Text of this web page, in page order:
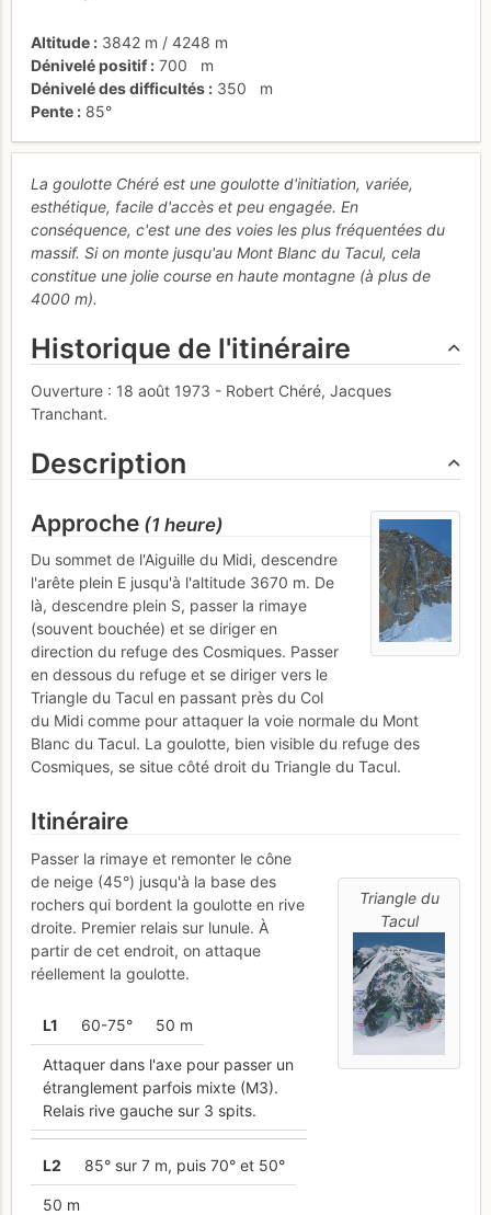
Altitude 3842 m / 4248 m
Dénivelé positif
700
m
Dénivelé des difficultés
350
m
Pente
85°
La goulotte Chéré est une goulotte d'initiation, variée,
esthétique, facile d'accès et peu engagée. En
conséquence, c'est une des voies les plus fréquentées du
massif. Si on monte jusqu'au Mont Blanc du Tacul, cela
constitue une jolie course en haute montagne (à plus de
4000 m).
Historique de l'itinéraire
Ouverture : 18 août 1973 - Robert Chéré, Jacques
Tranchant.
Description
Approche (1 heure)
Du sommet de l'Aiguille du Midi, descendre
l'arête plein E jusqu'à l'altitude 3670 m. De
là, descendre plein S, passer la rimaye
(souvent bouchée) et se diriger en
direction du refuge des Cosmiques. Passer
en dessous du refuge et se diriger vers le
Triangle du Tacul en passant près du Col
du Midi comme pour attaquer la voie normale du Mont
Blanc du Tacul. La goulotte, bien visible du refuge des
Cosmiques, se situe côté droit du Triangle du Tacul.
Itinéraire
Triangle du
Tacul
Passer la rimaye et remonter le cône
de neige (45°) jusqu'à la base des
rochers qui bordent la goulotte en rive
droite. Premier relais sur lunule. À
partir de cet endroit, on attaque
réellement la goulotte.
L1 60-75° 50 m
Attaquer dans l'axe pour passer un
étranglement parfois mixte (M3).
Relais rive gauche sur 3 spits.
L2 85° sur 7 m, puis 70° et 50°
50 m